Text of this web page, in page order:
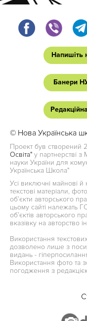
Напишіть
Банери
© Нова Українська
Проект був створений
Освіта" у партнерстві з
науки України для
Українська Школа"
Усі виключні майнові
текстові матеріали,
об’єкти авторського
цьому сайті належать
об’єктів авторського
вказівку на авторство
Використання
дозволено лише з
видань -
Використання фото та
погодження з